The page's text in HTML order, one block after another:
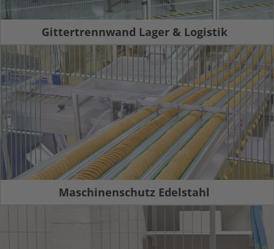
Gittertrennwand Lager & Logistik
Maschinenschutz Edelstahl